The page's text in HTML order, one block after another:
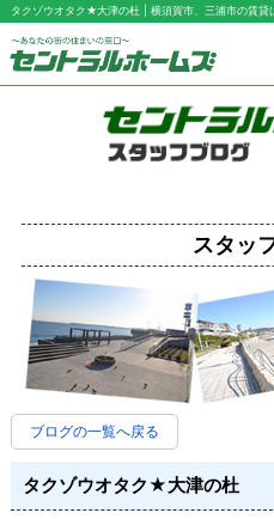
タクゾウオタク★大津の杜 | 横須賀市、三浦市の賃貸
スタッ
ブログの一覧へ戻る
タクゾウオタク★大津の杜